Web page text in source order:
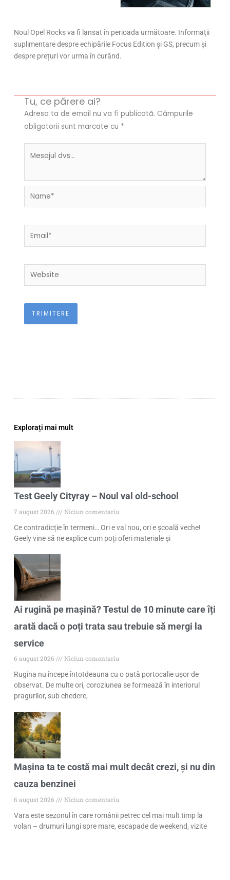
Noul Opel Rocks va fi lansat în perioada următoare. Informații
suplimentare despre echipările Focus Edition și GS, precum și
despre prețuri vor urma în curând.
Tu, ce părere ai?
Adresa ta de email nu va fi publicată. Câmpurile
obligatorii sunt marcate cu *
Name*
Email*
Website
Explorați mai mult
Test Geely Cityray – Noul val old-school
7 august 2026
Niciun comentariu
Ce contradicție în termeni… Ori e val nou, ori e școală veche!
Geely vine să ne explice cum poți oferi materiale și
Ai rugină pe mașină? Testul de 10 minute care îți
arată dacă o poți trata sau trebuie să mergi la
service
6 august 2026
Niciun comentariu
Rugina nu începe întotdeauna cu o pată portocalie ușor de
observat. De multe ori, coroziunea se formează în interiorul
pragurilor, sub chedere,
Mașina ta te costă mai mult decât crezi, și nu din
cauza benzinei
6 august 2026
Niciun comentariu
Vara este sezonul în care românii petrec cel mai mult timp la
volan – drumuri lungi spre mare, escapade de weekend, vizite